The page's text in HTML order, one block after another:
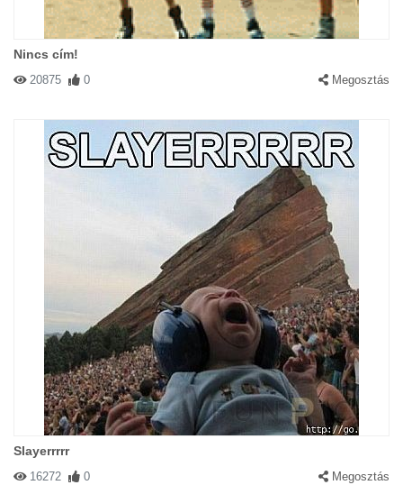
Nincs cím!
20875 0 Megosztás
Slayerrrrr
16272 0 Megosztás